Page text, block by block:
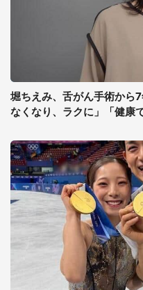
堀ちえみ、舌がん手術から
なくなり、ラクに」「健康